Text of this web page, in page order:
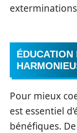
Pour mieux
est essentiel
bénéfiques.